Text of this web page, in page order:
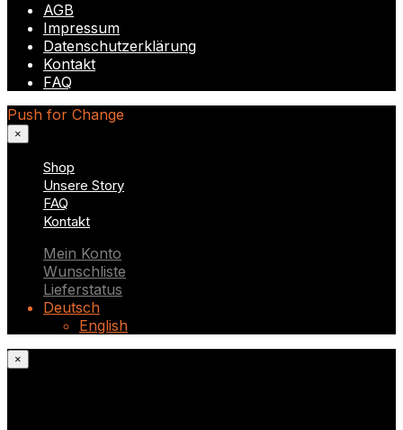
AGB
Impressum
Datenschutzerklärung
Kontakt
FAQ
Push for Change
×
Shop
Unsere Story
FAQ
Kontakt
Mein Konto
Wunschliste
Lieferstatus
Deutsch
English
×